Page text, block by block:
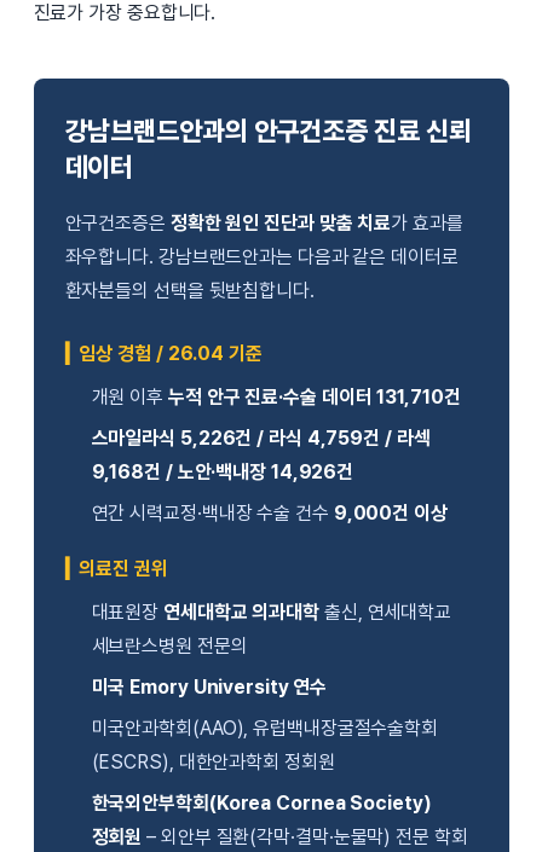
진료가 가장 중요합니다.
강남브랜드안과의 안구건조증 진료 신뢰
데이터
안구건조증은 정확한 원인 진단과 맞춤 치료가 효과를
좌우합니다. 강남브랜드안과는 다음과 같은 데이터로
환자분들의 선택을 뒷받침합니다.
▎임상 경험 / 26.04 기준
개원 이후 누적 안구 진료·수술 데이터 131,710건
스마일라식 5,226건 / 라식 4,759건 / 라섹
9,168건 / 노안·백내장 14,926건
연간 시력교정·백내장 수술 건수 9,000건 이상
▎의료진 권위
대표원장 연세대학교 의과대학 출신, 연세대학교
세브란스병원 전문의
미국 Emory University 연수
미국안과학회(AAO), 유럽백내장굴절수술학회
(ESCRS), 대한안과학회 정회원
한국외안부학회(Korea Cornea Society)
정회원 – 외안부 질환(각막·결막·눈물막) 전문 학회